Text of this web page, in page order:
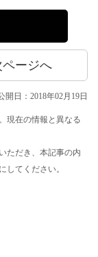
ページへ
開日：2018年02月19日
現在の情報と異なる
ただき、本記事の内
してください。